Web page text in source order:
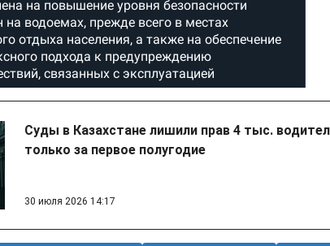
Суды в Казахстане лишили прав 4 тыс.
только за первое полугодие
30 июля 2026 14:17